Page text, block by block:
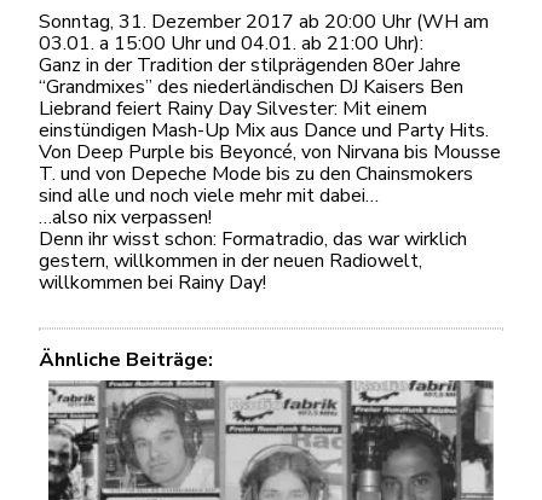
Sonntag, 31. Dezember 2017 ab 20:00 Uhr (WH am
03.01. a 15:00 Uhr und 04.01. ab 21:00 Uhr):
Ganz in der Tradition der stilprägenden 80er Jahre
“Grandmixes” des niederländischen DJ Kaisers Ben
Liebrand feiert Rainy Day Silvester: Mit einem
einstündigen Mash-Up Mix aus Dance und Party Hits.
Von Deep Purple bis Beyoncé, von Nirvana bis Mousse
T. und von Depeche Mode bis zu den Chainsmokers
sind alle und noch viele mehr mit dabei…
…also nix verpassen!
Denn ihr wisst schon: Formatradio, das war wirklich
gestern, willkommen in der neuen Radiowelt,
willkommen bei Rainy Day!
Ähnliche Beiträge: